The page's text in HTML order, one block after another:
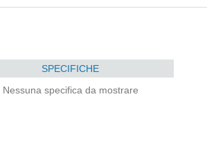
SPECIFICHE
Nessuna specifica da mostrare